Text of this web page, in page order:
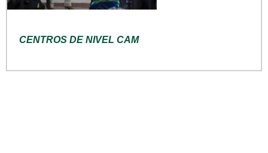
CENTROS DE NIVEL CAM